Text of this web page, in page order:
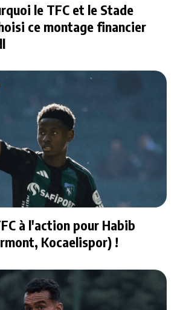
le TFC et le Stade
ce montage financier
à l'action pour Habib
Kocaelispor) !